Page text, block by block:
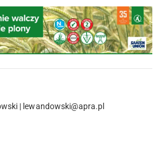
| lewandowski@apra.pl